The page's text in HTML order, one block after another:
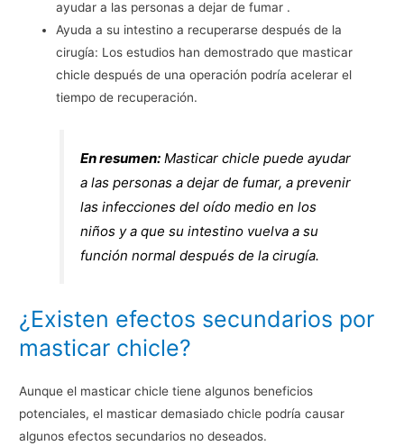
ayudar a las personas a dejar de fumar .
Ayuda a su intestino a recuperarse después de la
cirugía: Los estudios han demostrado que masticar
chicle después de una operación podría acelerar el
tiempo de recuperación.
En resumen: Masticar chicle puede ayudar
a las personas a dejar de fumar, a prevenir
las infecciones del oído medio en los
niños y a que su intestino vuelva a su
función normal después de la cirugía.
¿Existen efectos secundarios por
masticar chicle?
Aunque el masticar chicle tiene algunos beneficios
potenciales, el masticar demasiado chicle podría causar
algunos efectos secundarios no deseados.